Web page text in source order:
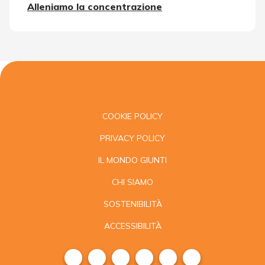
Alleniamo la concentrazione
COOKIE POLICY
PRIVACY POLICY
IL MONDO GIUNTI
CHI SIAMO
SOSTENIBILITÀ
ACCESSIBILITÀ